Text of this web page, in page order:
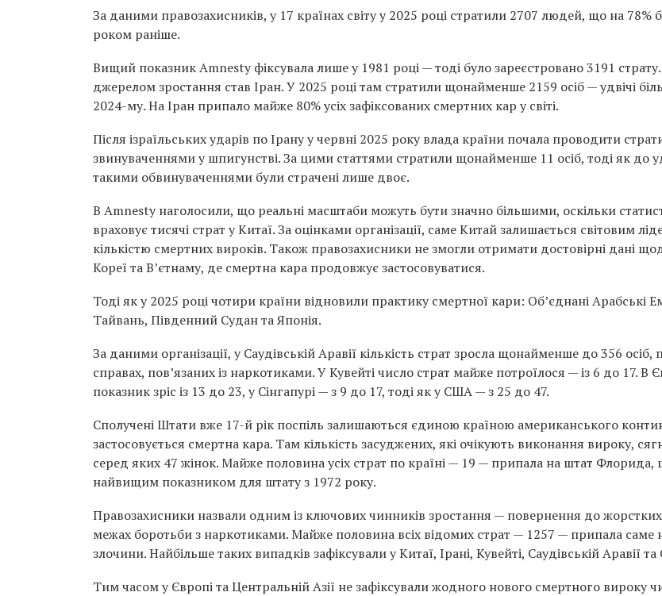
За даними правозахисників, у 17 країнах світу у 2025 році стратили 2707 людей, що на 78%
роком раніше.
Вищий показник Amnesty фіксувала лише у 1981 році — тоді було зареєстровано 3191
джерелом зростання став Іран. У 2025 році там стратили щонайменше 2159 осіб — удвічі
2024-му. На Іран припало майже 80% усіх зафіксованих смертних кар у світі.
Після ізраїльських ударів по Ірану у червні 2025 року влада країни почала проводити
звинуваченнями у шпигунстві. За цими статтями стратили щонайменше 11 осіб, тоді як до
такими обвинуваченнями були страчені лише двоє.
В Amnesty наголосили, що реальні масштаби можуть бути значно більшими, оскільки
враховує тисячі страт у Китаї. За оцінками організації, саме Китай залишається світовим
кількістю смертних вироків. Також правозахисники не змогли отримати достовірні дані
Кореї та В’єтнаму, де смертна кара продовжує застосовуватися.
Тоді як у 2025 році чотири країни відновили практику смертної кари: Об’єднані Арабські
Тайвань, Південний СудантаЯпонія.
За даними організації, у Саудівській Аравії кількість страт зросла щонайменше до 356 осіб,
справах, пов’язаних із наркотиками. У Кувейті число страт майже потроїлося — із 6 до 17. В
показник зріс із 13 до 23, у Сінгапурі — з 9 до 17, тоді як у США — з 25 до 47.
Сполучені Штати вже 17-й рік поспіль залишаються єдиною країною американського
застосовується смертна кара. Там кількість засуджених, які очікують виконання вироку,
серед яких 47 жінок. Майже половина усіх страт по країні — 19 — припала на штат Флорида,
найвищим показником для штату з 1972 року.
Правозахисники назвали одним із ключових чинників зростання — повернення до жорстких
межах боротьби з наркотиками. Майже половина всіх відомих страт — 1257 — припала саме
злочини. Найбільше таких випадків зафіксували у Китаї, Ірані, Кувейті, Саудівській Аравії та
Тим часом у Європі та Центральній Азії не зафіксували жодного нового смертного вироку